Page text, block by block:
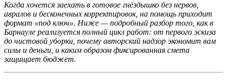
Когда хочется заехать в готовое гнёздышко без нервов,
авралов и бесконечных корректировок, на помощь приходит
формат «под ключ». Ниже — подробный разбор того, как в
Барнауле реализуется полный цикл работ: от первого эскиза
до чистовой уборки, почему авторский надзор экономит вам
силы и деньги, и каким образом фиксированная смета
защищает бюджет.